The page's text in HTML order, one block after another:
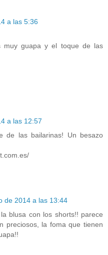
a las 5:36
muy guapa y el toque de las
a las 12:57
de las bailarinas! Un besazo
de 2014 a las 13:44
blusa con los shorts!! parece
preciosos, la foma que tienen